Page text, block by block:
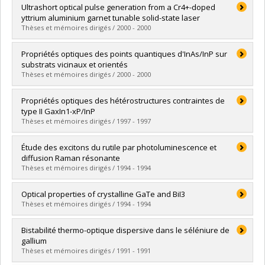
Diplômé(e) :Yaïche, Zakia
Cycle : Maîtrise
Diplôme obtenu :M. Sc.
Lien vers le document dans Papyrus
Ultrashort optical pulse generation from a Cr4+-doped
yttrium aluminium garnet tunable solid-state laser
Thèses et mémoires dirigés / 2000 - 2000
Diplômé(e) :Yongmao, Chang
Cycle :Doctorat
Diplôme obtenu :Ph. D.
Lien vers le document dans Papyrus
Propriétés optiques des points quantiques d'InAs/InP sur
substrats vicinaux et orientés
Thèses et mémoires dirigés / 2000 - 2000
Diplômé(e) :Lapointe, Sophie
Cycle :Maîtrise
Diplôme obtenu :M. Sc.
Lien vers le document dans Papyrus
Propriétés optiques des hétérostructures contraintes de
type II GaxIn1-xP/InP
Thèses et mémoires dirigés / 1997 - 1997
Diplômé(e) :Chennouf, Abderrahim
Cycle :Doctorat
Diplôme obtenu :Ph. D.
Lien vers le document dans Papyrus
Étude des excitons du rutile par photoluminescence et
diffusion Raman résonante
Thèses et mémoires dirigés / 1994 - 1994
Diplômé(e) :Amtout, Abdenour
Cycle : Doctorat
Diplôme obtenu :Ph. D.
Lien vers le document dans Papyrus
Optical properties of crystalline GaTe and BiI3
Thèses et mémoires dirigés / 1994 - 1994
Diplômé(e) :Wan, Jun Zuo
Cycle :Doctorat
Diplôme obtenu :Ph. D.
Lien vers le document dans Papyrus
Bistabilité thermo-optique dispersive dans le séléniure de
gallium
Thèses et mémoires dirigés / 1991 - 1991